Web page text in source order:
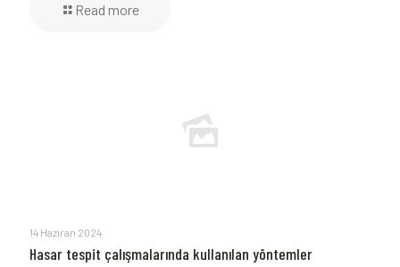
Read more
14 Haziran 2024
Hasar tespit çalışmalarında kullanılan yöntemler